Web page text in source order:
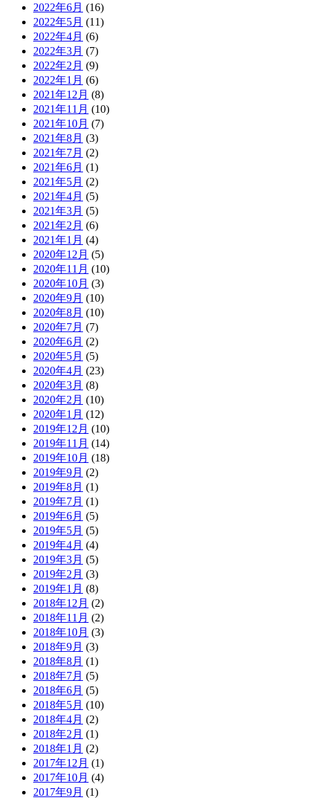
2022年6月 (16)
2022年5月 (11)
2022年4月 (6)
2022年3月 (7)
2022年2月 (9)
2022年1月 (6)
2021年12月 (8)
2021年11月 (10)
2021年10月 (7)
2021年8月 (3)
2021年7月 (2)
2021年6月 (1)
2021年5月 (2)
2021年4月 (5)
2021年3月 (5)
2021年2月 (6)
2021年1月 (4)
2020年12月 (5)
2020年11月 (10)
2020年10月 (3)
2020年9月 (10)
2020年8月 (10)
2020年7月 (7)
2020年6月 (2)
2020年5月 (5)
2020年4月 (23)
2020年3月 (8)
2020年2月 (10)
2020年1月 (12)
2019年12月 (10)
2019年11月 (14)
2019年10月 (18)
2019年9月 (2)
2019年8月 (1)
2019年7月 (1)
2019年6月 (5)
2019年5月 (5)
2019年4月 (4)
2019年3月 (5)
2019年2月 (3)
2019年1月 (8)
2018年12月 (2)
2018年11月 (2)
2018年10月 (3)
2018年9月 (3)
2018年8月 (1)
2018年7月 (5)
2018年6月 (5)
2018年5月 (10)
2018年4月 (2)
2018年2月 (1)
2018年1月 (2)
2017年12月 (1)
2017年10月 (4)
2017年9月 (1)